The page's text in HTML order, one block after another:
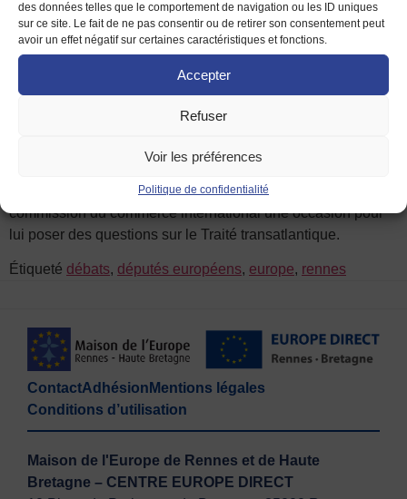
des données telles que le comportement de navigation ou les ID uniques
sur ce site. Le fait de ne pas consentir ou de retirer son consentement peut
avoir un effet négatif sur certaines caractéristiques et fonctions.
Accepter
Refuser
Voir les préférences
Politique de confidentialité
Emmanuel MAUREL
, député
européen du groupe des Socialistes et Démocrates, et
Gilles LEBRETON
Non inscrits (Front national)
avec vos députés européens de la circonscription Ouest !
fonctionnement du Parlement, le rôle d’un député européen,
leur dossier du moment … M. Maurel est membre de la
commission du commerce international une occasion pour
lui poser des questions sur le Traité transatlantique.
Étiqueté débats, députés européens, europe, rennes
ContactAdhésion Mentions légales
Conditions d’utilisation
Maison de l'Europe de Rennes et de Haute
Bretagne – CENTRE EUROPE DIRECT